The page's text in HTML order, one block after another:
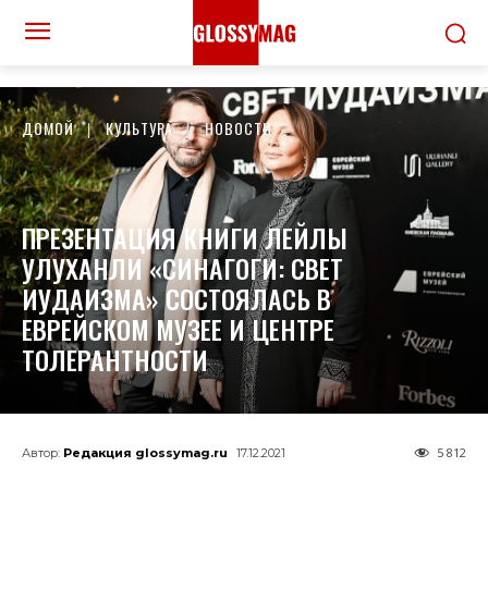
ДОМОЙ КУЛЬТУРА НОВОСТИ
ПРЕЗЕНТАЦИЯ КНИГИ ЛЕЙЛЫ
УЛУХАНЛИ «СИНАГОГИ: СВЕТ
ИУДАИЗМА» СОСТОЯЛАСЬ В
ЕВРЕЙСКОМ МУЗЕЕ И ЦЕНТРЕ
ТОЛЕРАНТНОСТИ
Автор: Редакция glossymag.ru 17.12.2021 5 812